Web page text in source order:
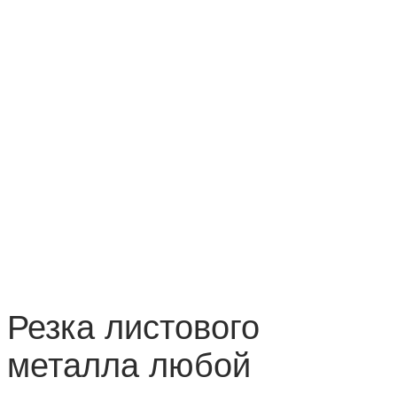
Резка листового
металла любой